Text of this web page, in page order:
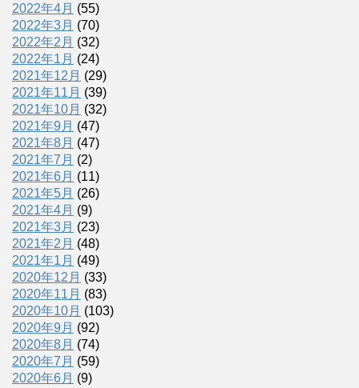
2022年4月 (55)
2022年3月 (70)
2022年2月 (32)
2022年1月 (24)
2021年12月 (29)
2021年11月 (39)
2021年10月 (32)
2021年9月 (47)
2021年8月 (47)
2021年7月 (2)
2021年6月 (11)
2021年5月 (26)
2021年4月 (9)
2021年3月 (23)
2021年2月 (48)
2021年1月 (49)
2020年12月 (33)
2020年11月 (83)
2020年10月 (103)
2020年9月 (92)
2020年8月 (74)
2020年7月 (59)
2020年6月 (9)